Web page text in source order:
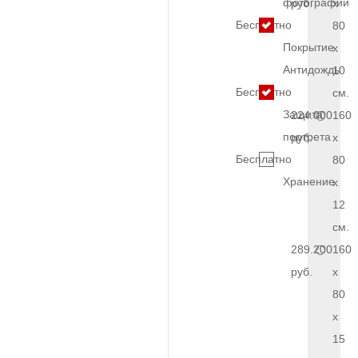
Бесплатно
Покрытие
Антидождь
Бесплатно
Защита
портрета
Бесплатно
Хранение
руб.
x
80
x
10
см.
224.000
руб.
160
x
80
x
12
см.
289.200
руб.
160
x
80
x
15